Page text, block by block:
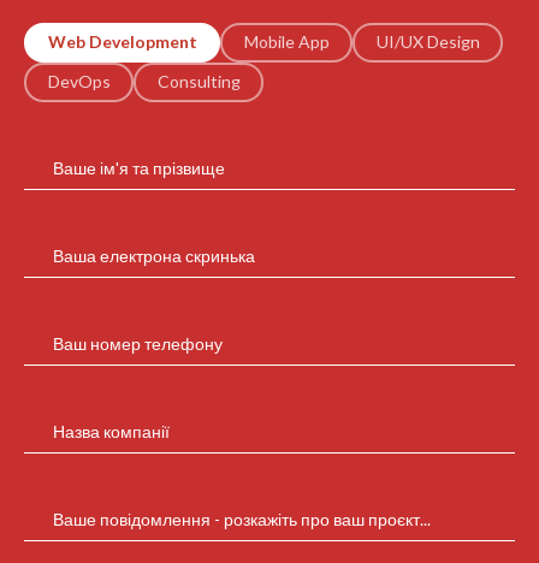
Web Development Mobile App
UI/UX Design
DevOps
Consulting
Ваше ім'я та прізвище
Ваша електрона скринька
Ваш номер телефону
Назва компанії
Ваше повідомлення - розкажіть про ваш проєкт...